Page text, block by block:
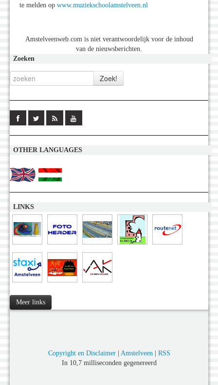
te melden op www.muziekschoolamstelveen.nl
Amstelveenweb.com is niet verantwoordelijk voor de inhoud
van de nieuwsberichten.
Zoeken
OTHER LANGUAGES
LINKS
Meer links
Copyright en Disclaimer| Amstelveen| RSS
In 10,7 milliseconden gegenereerd